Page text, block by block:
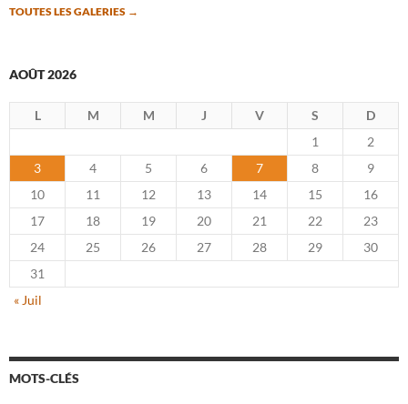
TOUTES LES GALERIES →
AOÛT 2026
L M M J V S
D
1
2
3
4 5 6 7 8
9
10
11 12 13 14 15
16
17
18 19 20 21 22
23
24
25 26 27 28 29
30
31
« Juil
MOTS-CLÉS